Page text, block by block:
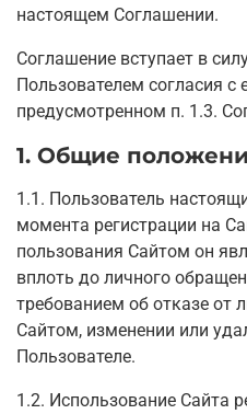
настоящем Соглашении.
Соглашение вступает в
Пользователем согласия с
предусмотренном п. 1.3.
1. Общие
1.1. Пользователь
момента регистрации на
пользования Сайтом он
вплоть до личного
требованием об отказе
Сайтом, изменении или
Пользователе.
1.2. Использование Сайта